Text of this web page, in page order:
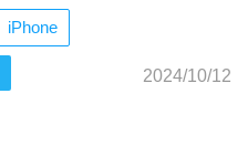
iPhone
2024/10/12